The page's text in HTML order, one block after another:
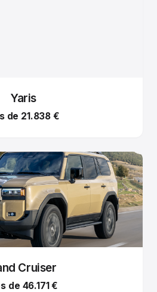
Yaris
de 21.838 €
Cruiser
de 46.171 €